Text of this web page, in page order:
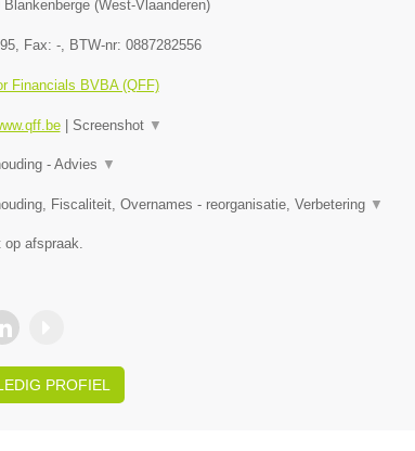
Blankenberge(West-Vlaanderen)
, Fax: -, BTW-nr: 0887282556
Financials BVBA (QFF)
| Screenshot ▼
- Advies ▼
Fiscaliteit, Overnames - reorganisatie, Verbetering ▼
op afspraak.
PROFIEL